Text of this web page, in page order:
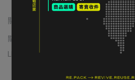
關於我們
關於我們 退貨/退款
LINE 寄售諮詢